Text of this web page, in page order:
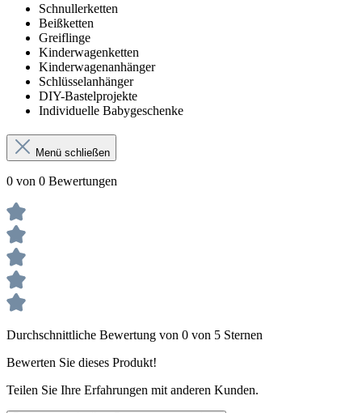
Schnullerketten
Beißketten
Greiflinge
Kinderwagenketten
Kinderwagenanhänger
Schlüsselanhänger
DIY-Bastelprojekte
Individuelle Babygeschenke
Menü schließen
0 von 0 Bewertungen
Durchschnittliche Bewertung von 0 von 5 Sternen
Bewerten Sie dieses Produkt!
Teilen Sie Ihre Erfahrungen mit anderen Kunden.